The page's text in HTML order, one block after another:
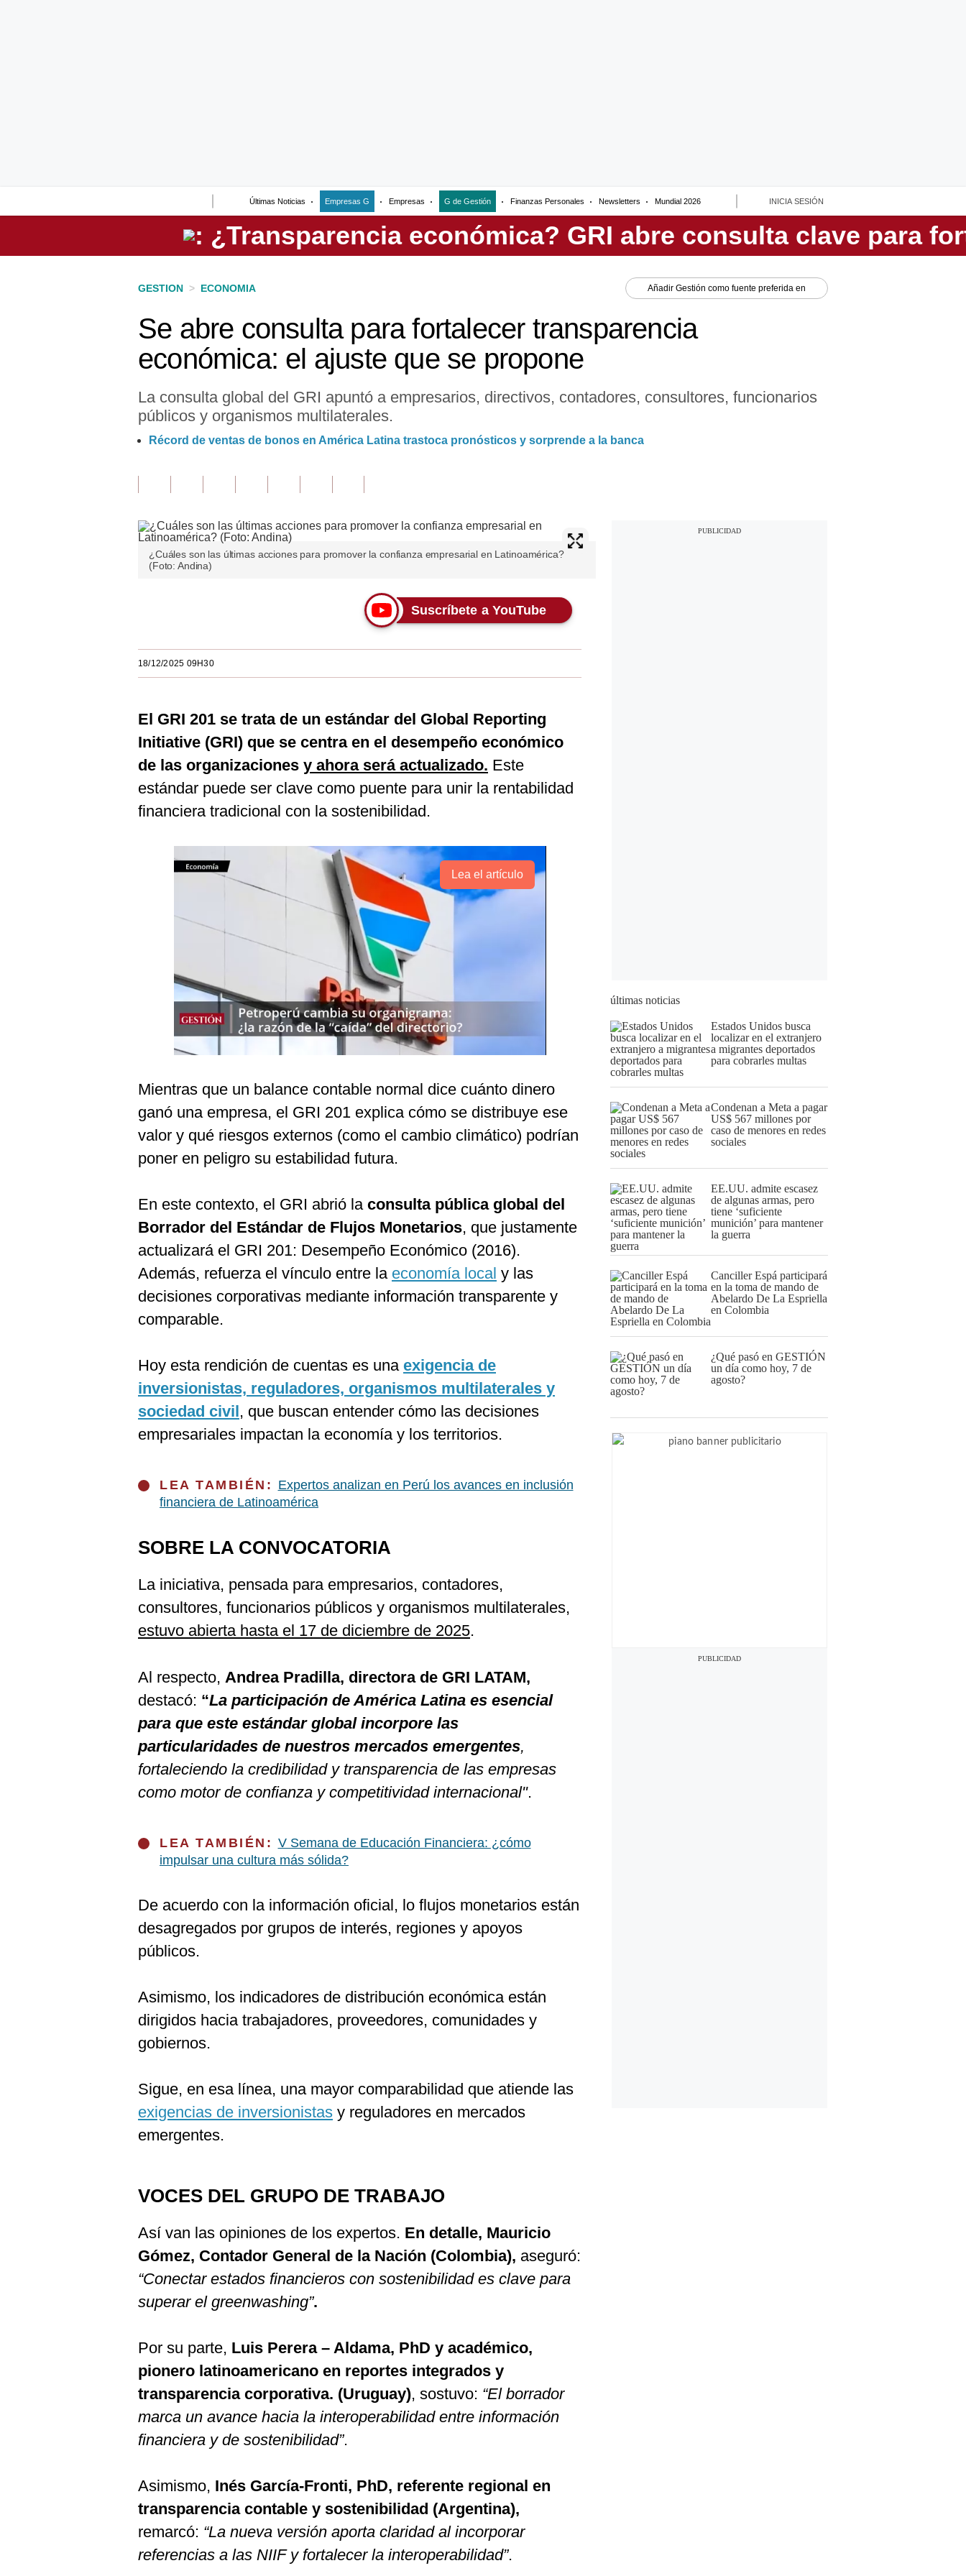
Últimas Noticias Empresas G Empresas G de Gestión Finanzas Personales Newsletters Mundial 2026 INICIA SESIÓN
Perú
GESTION > ECONOMIA Añadir Gestión como fuente preferida en
Se abre consulta para fortalecer transparencia
económica: el ajuste que se propone
La consulta global del GRI apuntó a empresarios, directivos, contadores, consultores, funcionarios
públicos y organismos multilaterales.
Récord de ventas de bonos en América Latina trastoca pronósticos y sorprende a la banca
¿Cuáles son las últimas acciones para promover la confianza empresarial en Latinoamérica?
(Foto: Andina)
Suscríbete a YouTube
18/12/2025 09H30
El GRI 201 se trata de un estándar del Global Reporting
Initiative (GRI) que se centra en el desempeño económico
de las organizaciones y ahora será actualizado. Este
estándar puede ser clave como puente para unir la rentabilidad
financiera tradicional con la sostenibilidad.
Lea el artículo
Mientras que un balance contable normal dice cuánto dinero
ganó una empresa, el GRI 201 explica cómo se distribuye ese
valor y qué riesgos externos (como el cambio climático) podrían
poner en peligro su estabilidad futura.
En este contexto, el GRI abrió la consulta pública global del
Borrador del Estándar de Flujos Monetarios, que justamente
actualizará el GRI 201: Desempeño Económico (2016).
Además, refuerza el vínculo entre la economía local y las
decisiones corporativas mediante información transparente y
comparable.
Hoy esta rendición de cuentas es una exigencia de
inversionistas, reguladores, organismos multilaterales y
sociedad civil, que buscan entender cómo las decisiones
empresariales impactan la economía y los territorios.
LEA TAMBIÉN: Expertos analizan en Perú los avances en inclusión
financiera de Latinoamérica
SOBRE LA CONVOCATORIA
La iniciativa, pensada para empresarios, contadores,
consultores, funcionarios públicos y organismos multilaterales,
estuvo abierta hasta el 17 de diciembre de 2025.
Al respecto, Andrea Pradilla, directora de GRI LATAM,
destacó: “La participación de América Latina es esencial
para que este estándar global incorpore las
particularidades de nuestros mercados emergentes,
fortaleciendo la credibilidad y transparencia de las empresas
como motor de confianza y competitividad internacional".
LEA TAMBIÉN: V Semana de Educación Financiera: ¿cómo
impulsar una cultura más sólida?
De acuerdo con la información oficial, lo flujos monetarios están
desagregados por grupos de interés, regiones y apoyos
públicos.
Asimismo, los indicadores de distribución económica están
dirigidos hacia trabajadores, proveedores, comunidades y
gobiernos.
Sigue, en esa línea, una mayor comparabilidad que atiende las
exigencias de inversionistas y reguladores en mercados
emergentes.
VOCES DEL GRUPO DE TRABAJO
Así van las opiniones de los expertos. En detalle, Mauricio
Gómez, Contador General de la Nación (Colombia), aseguró:
“Conectar estados financieros con sostenibilidad es clave para
superar el greenwashing”.
Por su parte, Luis Perera – Aldama, PhD y académico,
pionero latinoamericano en reportes integrados y
transparencia corporativa. (Uruguay), sostuvo: “El borrador
marca un avance hacia la interoperabilidad entre información
financiera y de sostenibilidad”.
Asimismo, Inés García-Fronti, PhD, referente regional en
transparencia contable y sostenibilidad (Argentina),
remarcó: “La nueva versión aporta claridad al incorporar
referencias a las NIIF y fortalecer la interoperabilidad”.
últimas noticias
Estados Unidos busca
localizar en el extranjero
a migrantes deportados
para cobrarles multas
Condenan a Meta a pagar
US$ 567 millones por
caso de menores en redes
sociales
EE.UU. admite escasez
de algunas armas, pero
tiene ‘suficiente
munición’ para mantener
la guerra
Canciller Espá participará
en la toma de mando de
Abelardo De La Espriella
en Colombia
¿Qué pasó en GESTIÓN
un día como hoy, 7 de
agosto?